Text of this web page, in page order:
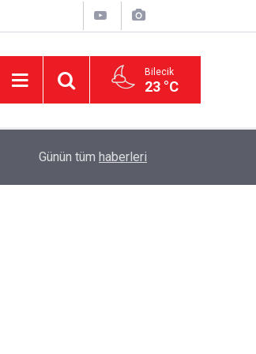
Bilecik
23 °C
Müftü Arpacı Yaz Kur'an Kurslarını Ziyaret Etti
Günün tüm haberleri